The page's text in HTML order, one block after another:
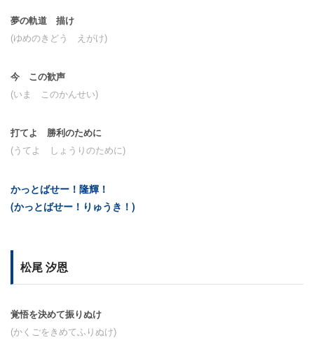
夢の軌道 描け
(ゆめのきどう えがけ)
今 この歓声
(いま このかんせい)
打てよ 勝利のために
(うてよ しょうりのために)
かっとばせー！隆輝！
(かっとばせー！りゅうき！)
松尾 汐恩
覚悟を決めて振りぬけ
(かくごをきめてふりぬけ)